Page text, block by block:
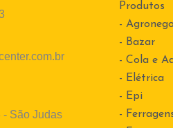
- São Judas
Produtos
-
- Bazar
- Cola e
- Elétrica
- Epi
-